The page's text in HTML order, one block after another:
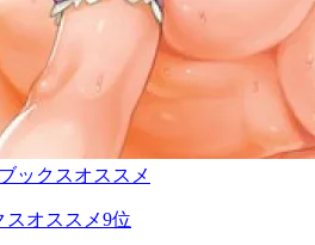
ックスオススメ
オススメ9位